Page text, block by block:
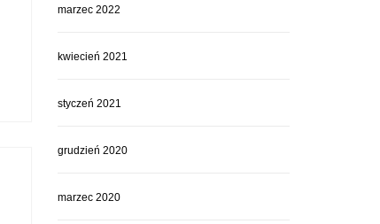
marzec 2022
kwiecień 2021
styczeń 2021
grudzień 2020
marzec 2020